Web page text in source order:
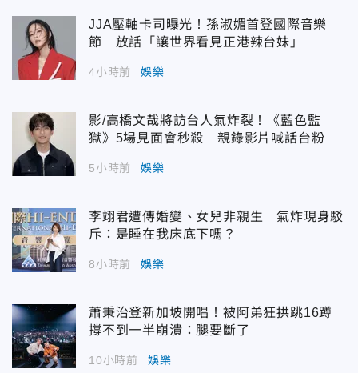
JJA壓軸卡司曝光！孫淑媚首登國際音樂
節 放話「讓世界看見正港辣台妹」
4小時前 娛樂
影/高橋文哉將訪台人氣炸裂！《藍色監
獄》5場見面會秒殺 親錄影片喊話台粉
5小時前 娛樂
李翊君遭傳婚變、女兒非親生 氣炸現身駁
斥：是睡在我床底下嗎？
8小時前 娛樂
蕭秉治登新加坡開唱！被阿弟狂拱跳16蹲
撐不到一半崩潰：腿要斷了
10小時前 娛樂